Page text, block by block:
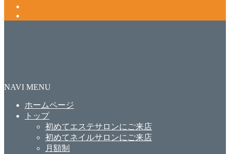
NAVI MENU
ホームページ
トップ
初めてエステサロンにご来店
初めてネイルサロンにご来店
月額制